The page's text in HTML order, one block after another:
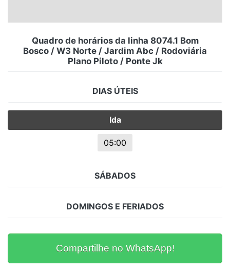
Quadro de horários da linha 8074.1 Bom
Bosco / W3 Norte / Jardim Abc / Rodoviária
Plano Piloto / Ponte Jk
DIAS ÚTEIS
Ida
05:00
SÁBADOS
DOMINGOS E FERIADOS
Compartilhe no WhatsApp!